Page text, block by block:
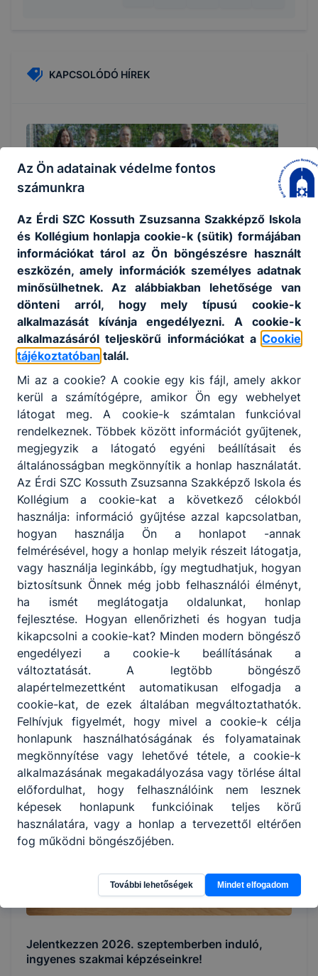
KAPCSOLÓDÓ HÍREK
ORSZÁGOS DÖNTŐIG JUTOTT A „KÁZSÉ” LÁNY
LABDARÚGÓCSAPATA
Iskolánk évek óta részt vesz az MLSZ által szervezett
amatőr középiskolai labdarúgó tornán, a Fair Play Cup
is képviselteti magát, a lánycsapat pedig az elmúlt
időszakban szép eredményekkel bizonyította
tehetségét, kitartását és sportszerűségét. A gödöllői
területi versenyen a csoportmérkőzések után végül a 4.
helyen zárt.
2026. aug. 4. Igazgatóság
Javítóvizsga 2025/2026 - os tanév
A vizsgákra augusztus 25 – én kerül sor. 7:45 – re kérjük
a tanulókat, hogy érvényes fényképes igazolvánnyal,
alkalomhoz illő öltözetben jelenjenek meg az iskola
aulájában.
2026. aug. 4. Igazgatóság
Jelentkezzen 2026. szeptemberben induló,
ingyenes szakmai képzéseinkre!
Az Ön adatainak védelme fontos
számunkra
Az Érdi SZC Kossuth Zsuzsanna Szakképző Iskola
és Kollégium honlapja cookie-k (sütik) formájában
információkat tárol az Ön böngészésre használt
eszközén, amely információk személyes adatnak
minősülhetnek. Az alábbiakban lehetősége van
dönteni arról, hogy mely típusú cookie-k
alkalmazását kívánja engedélyezni. A cookie-k
alkalmazásáról teljeskörű információkat a Cookie
tájékoztatóban talál.
Mi az a cookie? A cookie egy kis fájl, amely akkor
kerül a számítógépre, amikor Ön egy webhelyet
látogat meg. A cookie-k számtalan funkcióval
rendelkeznek. Többek között információt gyűjtenek,
megjegyzik a látogató egyéni beállításait és
általánosságban megkönnyítik a honlap használatát.
Az Érdi SZC Kossuth Zsuzsanna Szakképző Iskola és
Kollégium a cookie-kat a következő célokból
használja: információ gyűjtése azzal kapcsolatban,
hogyan használja Ön a honlapot -annak
felmérésével, hogy a honlap melyik részeit látogatja,
vagy használja leginkább, így megtudhatjuk, hogyan
biztosítsunk Önnek még jobb felhasználói élményt,
ha ismét meglátogatja oldalunkat, honlap
fejlesztése. Hogyan ellenőrizheti és hogyan tudja
kikapcsolni a cookie-kat? Minden modern böngésző
engedélyezi a cookie-k beállításának a
változtatását. A legtöbb böngésző
alapértelmezettként automatikusan elfogadja a
cookie-kat, de ezek általában megváltoztathatók.
Felhívjuk figyelmét, hogy mivel a cookie-k célja
honlapunk használhatóságának és folyamatainak
megkönnyítése vagy lehetővé tétele, a cookie-k
alkalmazásának megakadályozása vagy törlése által
előfordulhat, hogy felhasználóink nem lesznek
képesek honlapunk funkcióinak teljes körű
használatára, vagy a honlap a tervezettől eltérően
fog működni böngészőjében.
További lehetőségek Mindet elfogadom